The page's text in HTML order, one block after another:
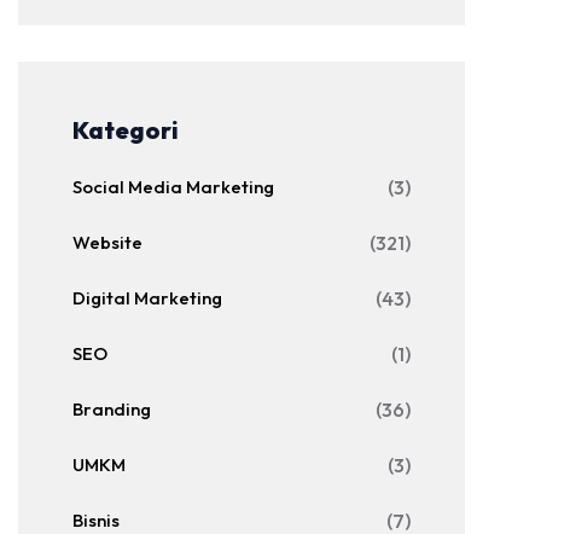
Kategori
Social Media Marketing (3)
Website (321)
Digital Marketing (43)
SEO (1)
Branding (36)
UMKM (3)
Bisnis (7)